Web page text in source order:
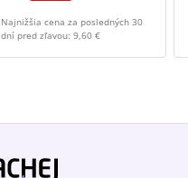
Najnižšia cena za posledných 30
dní pred zľavou: 9,60 €